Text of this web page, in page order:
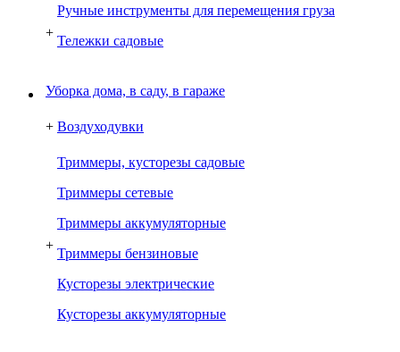
+
Ручные инструменты для перемещения груза
Тележки садовые
Уборка дома, в саду, в гараже
+ Воздуходувки
+
Триммеры, кусторезы садовые
Триммеры сетевые
Триммеры аккумуляторные
Триммеры бензиновые
Кусторезы электрические
Кусторезы аккумуляторные